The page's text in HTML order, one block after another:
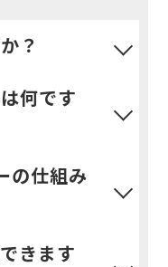
？
何です
の仕組み
きます